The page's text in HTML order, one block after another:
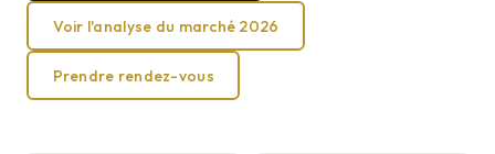
Voir l'analyse du marché 2026
Prendre rendez-vous